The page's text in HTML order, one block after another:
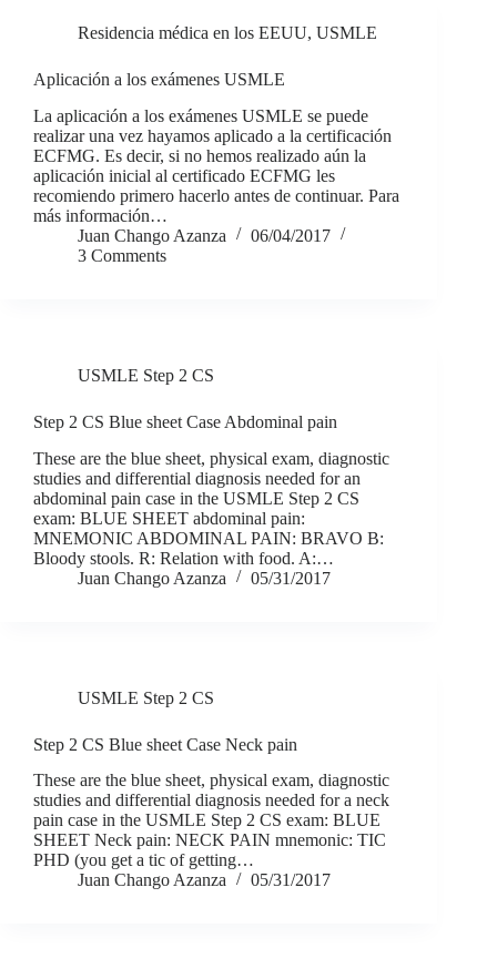
Residencia médica en los EEUU, USMLE
Aplicación a los exámenes USMLE
La aplicación a los exámenes USMLE se puede
realizar una vez hayamos aplicado a la certificación
ECFMG. Es decir, si no hemos realizado aún la
aplicación inicial al certificado ECFMG les
recomiendo primero hacerlo antes de continuar. Para
más información…
Juan Chango Azanza
06/04/2017
3 Comments
USMLE Step 2 CS
Step 2 CS Blue sheet Case Abdominal pain
These are the blue sheet, physical exam, diagnostic
studies and differential diagnosis needed for an
abdominal pain case in the USMLE Step 2 CS
exam: BLUE SHEET abdominal pain:
MNEMONIC ABDOMINAL PAIN: BRAVO B:
Bloody stools. R: Relation with food. A:…
Juan Chango Azanza
05/31/2017
USMLE Step 2 CS
Step 2 CS Blue sheet Case Neck pain
These are the blue sheet, physical exam, diagnostic
studies and differential diagnosis needed for a neck
pain case in the USMLE Step 2 CS exam: BLUE
SHEET Neck pain: NECK PAIN mnemonic: TIC
PHD (you get a tic of getting…
Juan Chango Azanza
05/31/2017